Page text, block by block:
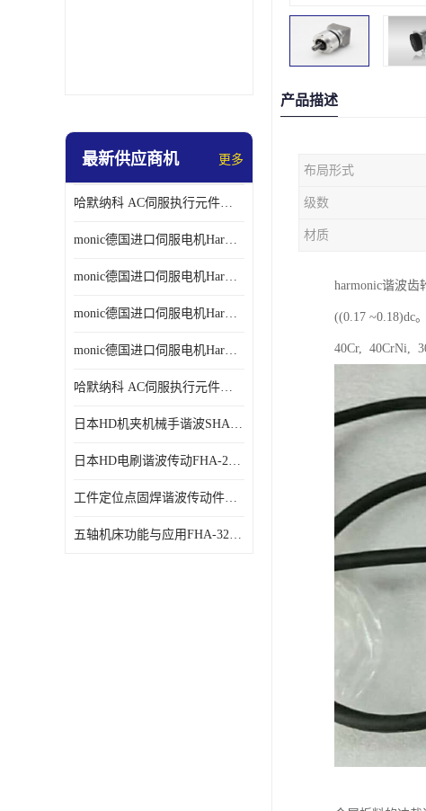
最新供应商机 更多
哈默纳科 AC伺服执行元件扁平型SHA系列 议价
monic德国进口伺服电机Har中国总代理单价
monic德国进口伺服电机Har中国总代理代理
monic德国进口伺服电机Har中国总代理公司
monic德国进口伺服电机Har中国总代理供应
哈默纳科 AC伺服执行元件扁平型SHA系列
日本HD机夹机械手谐波SHA32A120CG-B12B
日本HD电刷谐波传动FHA-25C-50-E250-C
工件定位点固焊谐波传动件哈默纳科CSF-45-100-2UH
五轴机床功能与应用FHA-32C-50-US250
产品描述
布局形式
级数
材质
harmonic谐波
((0.17 ~0.18)dc
40Cr, 40CrNi,